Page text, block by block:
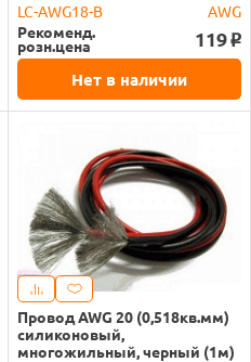
LC-AWG18-B
AWG
Рекоменд.
розн.цена 119 o
Нет в наличии
Провод AWG 20 (0,518кв.мм)
силиконовый,
многожильный, черный (1м)